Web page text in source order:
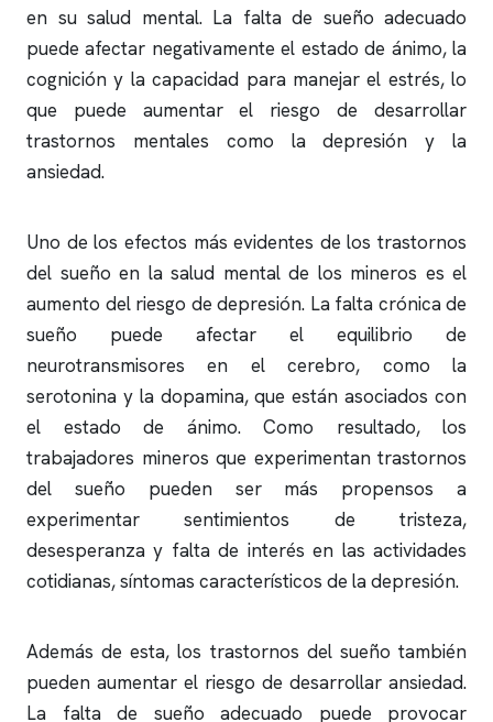
en su salud mental. La falta de sueño adecuado
puede afectar negativamente el estado de ánimo, la
cognición y la capacidad para manejar el estrés, lo
que puede aumentar el riesgo de desarrollar
trastornos mentales como la depresión y la
ansiedad.
Uno de los efectos más evidentes de los trastornos
del sueño en la salud mental de los mineros es el
aumento del riesgo de depresión. La falta crónica de
sueño puede afectar el equilibrio de
neurotransmisores en el cerebro, como la
serotonina y la dopamina, que están asociados con
el estado de ánimo. Como resultado, los
trabajadores mineros que experimentan trastornos
del sueño pueden ser más propensos a
experimentar sentimientos de tristeza,
desesperanza y falta de interés en las actividades
cotidianas, síntomas característicos de la depresión.
Además de esta, los trastornos del sueño también
pueden aumentar el riesgo de desarrollar ansiedad.
La falta de sueño adecuado puede provocar